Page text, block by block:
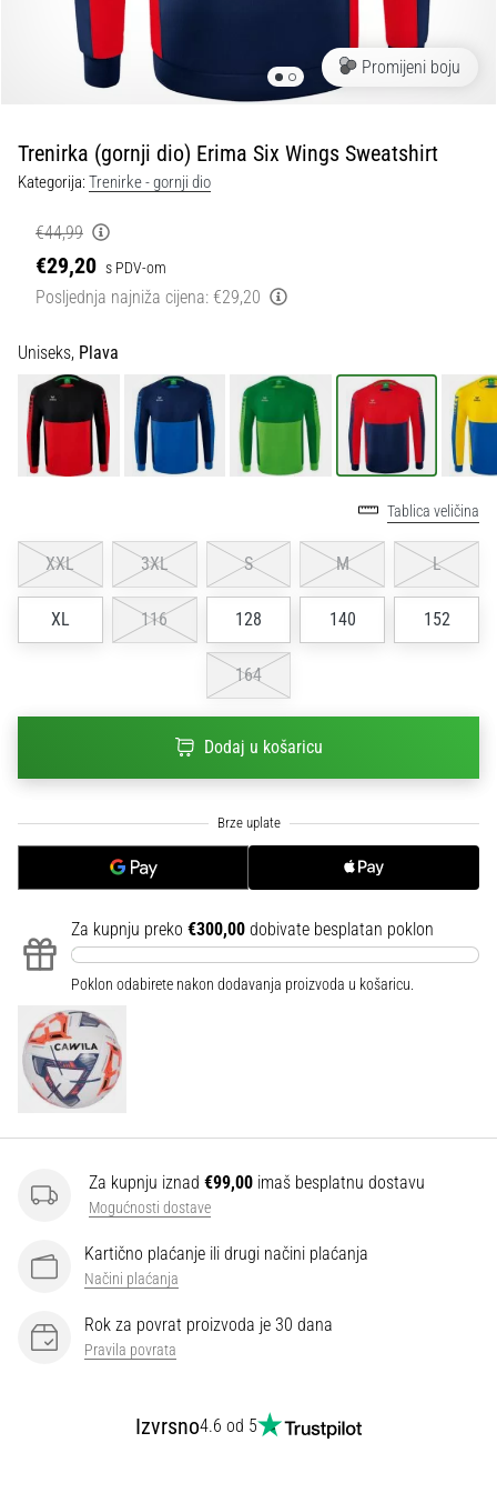
•
1 min. čitanja
Play
for
More
Pripremi
se
za
ženski
EURO
službenim
dresovima
i
kopačkama
svake
gola…
sve
članke
Promijeni boju
Trenirka (gornji dio) Erima Six Wings Sweatshirt
Kategorija:Trenirke - gornji dio
€44,99
€29,20 s PDV-om
Posljednja najniža cijena: €29,20
Uniseks, Plava
Tablica veličina
XXL 3XL S M L
XL 116 128 140 152
164
Dodaj u košaricu
Za kupnju preko €300,00 dobivate besplatan poklon
Poklon odabirete nakon dodavanja proizvoda u košaricu.
Za kupnju iznad €99,00 imaš besplatnu dostavu
Mogućnosti dostave
Kartično plaćanje ili drugi načini plaćanja
Načini plaćanja
Rok za povrat proizvoda je 30 dana
Pravila povrata
Izvrsno4.6 od 5